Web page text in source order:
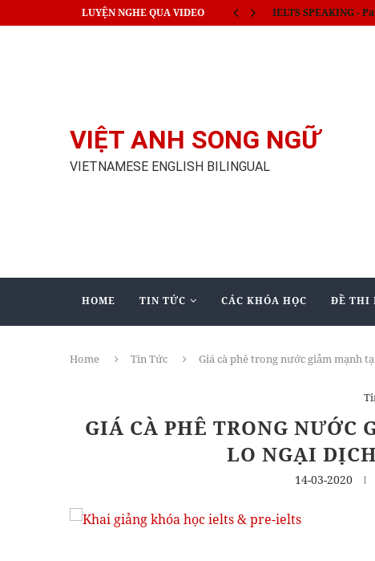
LUYỆN NGHE QUA VIDEO IELTS SPEAKING -
VIỆT ANH SONG NGỮ
VIETNAMESE ENGLISH BILINGUAL
HOME TIN TỨC CÁC KHÓA HỌC ĐỀ THI
Home Tin Tức Giá cà phê trong nước giảm mạnh
GIÁ CÀ PHÊ TRONG
LO NGẠI
14-03-2020